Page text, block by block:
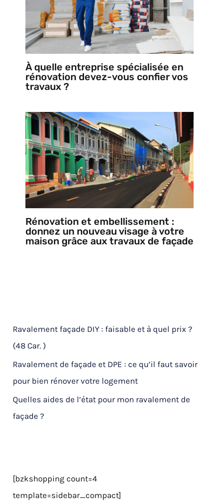
À quelle entreprise spécialisée en
rénovation devez-vous confier vos
travaux ?
Rénovation et embellissement :
donnez un nouveau visage à votre
maison grâce aux travaux de façade
Ravalement façade DIY : faisable et à quel prix ?
(48 Car. )
Ravalement de façade et DPE : ce qu’il faut savoir
pour bien rénover votre logement
Quelles aides de l’état pour mon ravalement de
façade ?
[bzkshopping count=4
template=sidebar_compact]